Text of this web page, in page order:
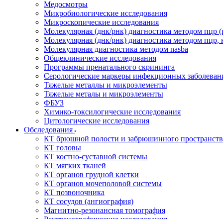
Медосмотры
Микробиологические исследования
Микроскопические исследования
Молекулярная (днк/рнк) диагностика методом пцр
Молекулярная (днк/рнк) диагностика методом пцр,
Молекулярная диагностика методом nasba
Общеклинические исследования
Программы пренатального скрининга
Серологические маркеры инфекционных
Тяжелые металлы и микроэлементы
Тяжелые металы и микроэлементы
ФБУЗ
Химико-токсилогические исследования
Цитологические исследования
Обследования
КТ брюшной полости и забрюшинного
КТ головы
КТ костно-суставной системы
КТ мягких тканей
КТ органов грудной клетки
КТ органов мочеполовой системы
КТ позвоночника
КТ сосудов (ангиография)
Магнитно-резонансная томография